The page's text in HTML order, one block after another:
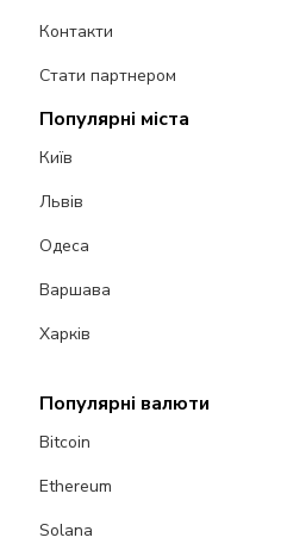
Контакти
Стати партнером
Популярні міста
Київ
Львів
Одеса
Варшава
Харків
Популярні валюти
Bitcoin
Ethereum
Solana